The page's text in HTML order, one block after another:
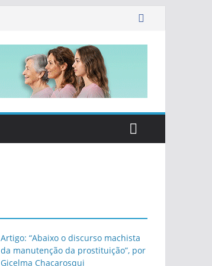
Artigo: “Abaixo o discurso machista
da manutenção da prostituição”, por
Gicelma Chacarosqui